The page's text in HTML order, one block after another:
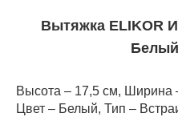
Вытяжка ELIKOR
Высота – 17,5 см, Ширина
Цвет – Белый, Тип –